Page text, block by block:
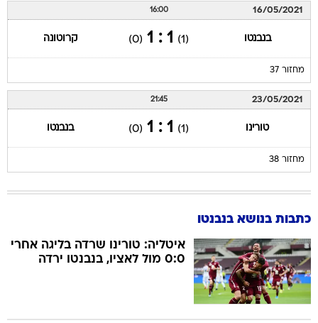
16/05/2021
16:00
בנבנטו (1)
1 : 1
(0) קרוטונה
מחזור 37
23/05/2021
21:45
טורינו (1)
1 : 1
(0) בנבנטו
מחזור 38
כתבות בנושא בנבנטו
איטליה: טורינו שרדה בליגה אחרי
0:0 מול לאציו, בנבנטו ירדה